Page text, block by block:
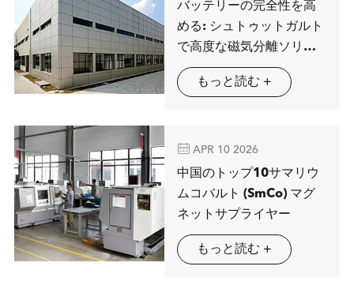
バッテリーの完全性を高
める: シュトゥットガルト
で高度な磁気分離ソリュ
ーションを展示するMAG
SPRINGもっと読む +
 APR 10 2026
中国のトップ10サマリウ
ムコバルト (SmCo) マグ
ネットサプライヤー
もっと読む +